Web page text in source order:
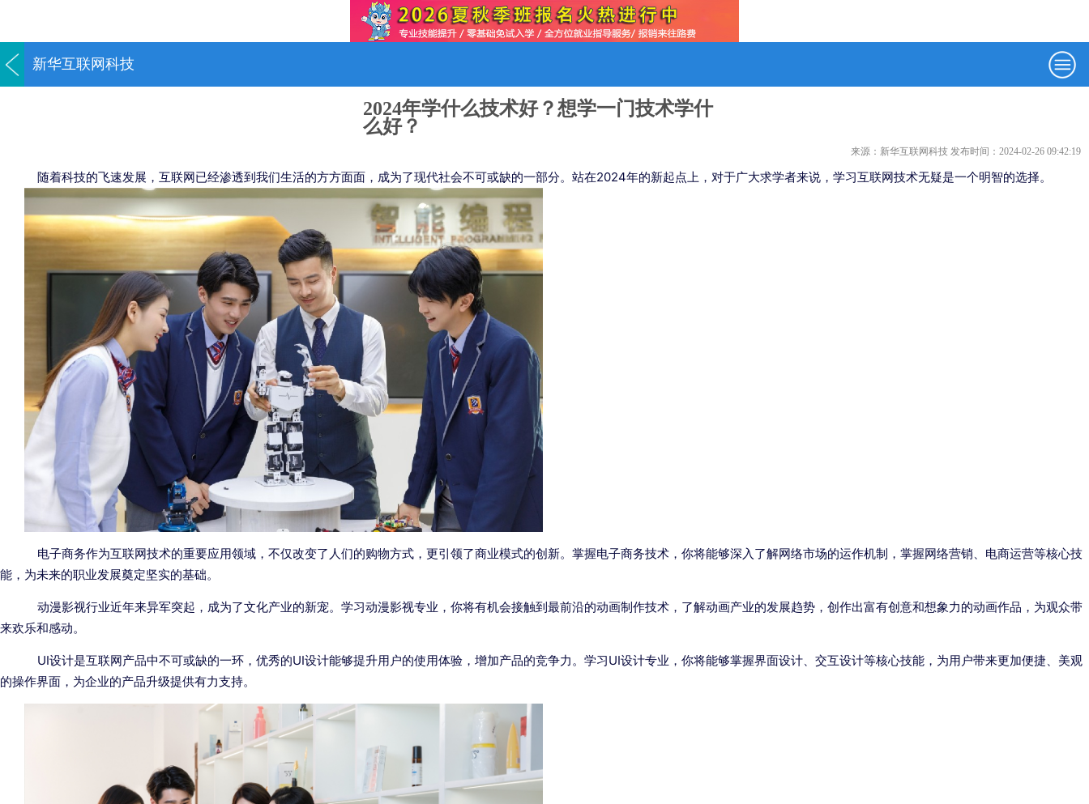
新华互联网科技
2024年学什么技术好？想学一门技术学什
么好？
来源：新华互联网科技 发布时间：2024-02-26 09:42:19
随着科技的飞速发展，互联网已经渗透到我们生活的方方面面，成为了现代社会不可或缺的一部分。站在2024年的新起点上，对于广大求学者来说，学习互联网技术无疑是一个明智的选择。
电子商务作为互联网技术的重要应用领域，不仅改变了人们的购物方式，更引领了商业模式的创新。掌握电子商务技术，你将能够深入了解网络市场的运作机制，掌握网络营销、电商运营等核心技
能，为未来的职业发展奠定坚实的基础。
动漫影视行业近年来异军突起，成为了文化产业的新宠。学习动漫影视专业，你将有机会接触到最前沿的动画制作技术，了解动画产业的发展趋势，创作出富有创意和想象力的动画作品，为观众带
来欢乐和感动。
UI设计是互联网产品中不可或缺的一环，优秀的UI设计能够提升用户的使用体验，增加产品的竞争力。学习UI设计专业，你将能够掌握界面设计、交互设计等核心技能，为用户带来更加便捷、美观
的操作界面，为企业的产品升级提供有力支持。